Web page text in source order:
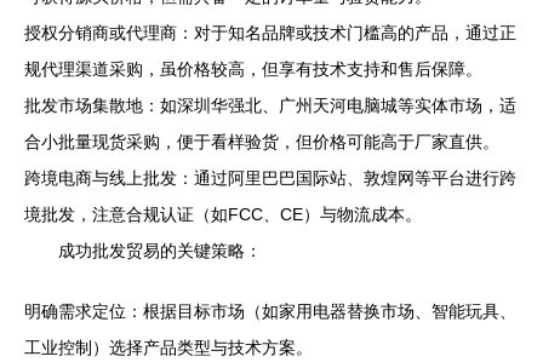
授权分销商或代理商：对于知名品牌或技术门槛高的产品，通过正
规代理渠道采购，虽价格较高，但享有技术支持和售后保障。
批发市场集散地：如深圳华强北、广州天河电脑城等实体市场，适
合小批量现货采购，便于看样验货，但价格可能高于厂家直供。
跨境电商与线上批发：通过阿里巴巴国际站、敦煌网等平台进行跨
境批发，注意合规认证（如FCC、CE）与物流成本。
成功批发贸易的关键策略：
明确需求定位：根据目标市场（如家用电器替换市场、智能玩具、
工业控制）选择产品类型与技术方案。